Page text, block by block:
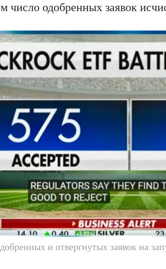
число одобренных заявок
и отвергнутых заявок на